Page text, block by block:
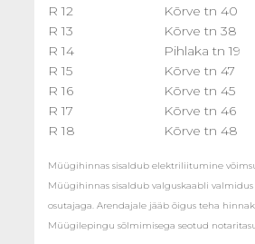
R 12
Kõrve tn 40
R 13
Kõrve tn 38
R 14
Pihlaka tn 19
R 15
Kõrve tn 47
R 16
Kõrve tn 45
R 17
Kõrve tn 46
R 18
Kõrve tn 48
Müügihinnas sisaldub elektriliitumine
Müügihinnas sisaldub valguskaabli
osutajaga. Arendajale jääb õigus teha
Müügilepingu sõlmimisega seotud